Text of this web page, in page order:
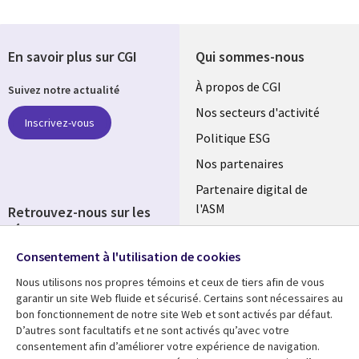
Qui sommes-nous
Useful
links
FRANCE
À propos de CGI
Nos secteurs d'activité
Politique ESG
Nos partenaires
Partenaire digital de
l'ASM
Fusions
Ressources Support
En savoir plus sur CGI
Suivez notre actualité
Inscrivez-vous
Retrouvez-nous sur les
réseaux
Social
Media
FRANCE
Consentement à l'utilisation de cookies
Nous utilisons nos propres témoins et ceux de tiers afin de vous
garantir un site Web fluide et sécurisé. Certains sont nécessaires au
bon fonctionnement de notre site Web et sont activés par défaut.
D’autres sont facultatifs et ne sont activés qu’avec votre
consentement afin d’améliorer votre expérience de navigation.